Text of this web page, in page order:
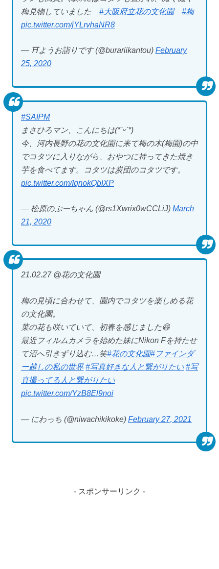
梅見物していました #大阪府立花の文化園
#梅
pic.twitter.com/jYLrvhaNR8
— ⛩️ようお詣りです (@burariikantou) February
25, 2020
#SAIPM
まさひろマン、こんにちは(*ˊᵕˋ*)
今、河内長野の花の文化園に来て梅の木(梅園)の中
でコタツに入りながら、おやつに持ってきた焼き
芋を食べてます。コタツは炭団のコタツです。
pic.twitter.com/IqnokQbIXP
— 松原のぷーちゃん (@rs1Xwrix0wCCLiJ) March
21, 2020
21.02.27 @花の文化園
梅の見頃に合わせて、園内でコタツを楽しめる花
の文化園。
菜の花も咲いていて、初春を感じました😆
最近フィルムカメラを始めた妹にNikon Fを持たせ
て沼へ引きずり込む…笑#花の文化園#ファインダ
ー越しの私の世界 #写真好きな人と繋がりたい #写
真撮ってる人と繋がりたい
pic.twitter.com/YzB8El9noi
— にわっち (@niwachikikoke) February 27, 2021
- スポンサーリンク -